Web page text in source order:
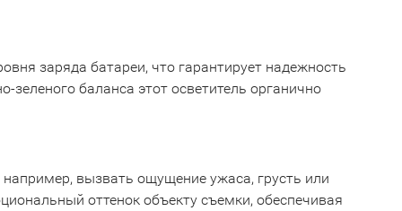
заряда батареи, что гарантирует надежность
баланса этот осветитель органично
вызвать ощущение ужаса, грусть или
оттенок объекту съемки, обеспечивая